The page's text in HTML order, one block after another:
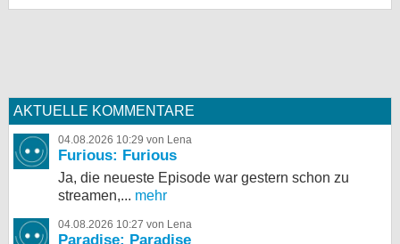
AKTUELLE KOMMENTARE
04.08.2026 10:29 von Lena
Furious: Furious
Ja, die neueste Episode war gestern schon zu
streamen,... mehr
04.08.2026 10:27 von Lena
Paradise: Paradise